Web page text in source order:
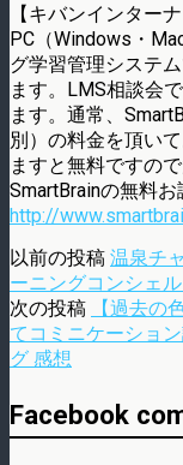
【キバンインター
PC（Windows・
グ学習管理システ
ます。LMS相談会
ます。通常、
別）の料金を頂い
ますと無料ですの
SmartBrainの無料お
http://
以前の投稿 温泉チ
ーニングコンシェ
次の投稿
【過去の
てコミニケーショ
グ 感想
Facebook